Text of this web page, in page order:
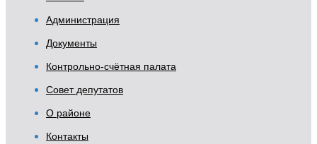
Администрация
Документы
Контрольно-счётная палата
Совет депутатов
О районе
Контакты